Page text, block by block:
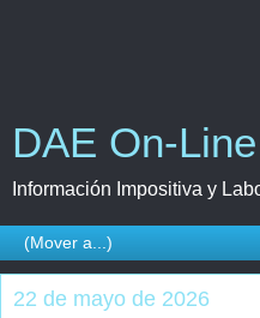
DAE On-Line
Información Impositiva y
22 de mayo de 2026